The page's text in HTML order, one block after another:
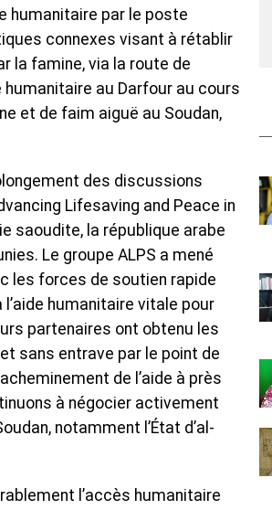
humanitaire par le poste
connexes visant à rétablir
la famine, via la route de
humanitaire au Darfour au cours
et de faim aiguë au Soudan,
des discussions
Lifesaving and Peace in
saoudite, la république arabe
Le groupe ALPS a mené
les forces de soutien rapide
humanitaire vitale pour
partenaires ont obtenu les
sans entrave par le point de
de l’aide à près
à négocier activement
notamment l’État d’al-
l’accès humanitaire